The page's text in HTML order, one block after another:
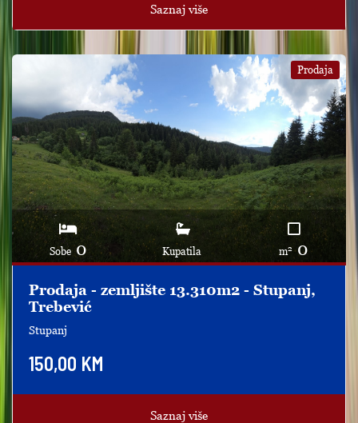
Saznaj više
Sobe 0 Kupatila m2 0
Prodaja
Prodaja - zemljište 13.310m2 - Stupanj,
Trebević
Stupanj
150,00 KM
Saznaj više